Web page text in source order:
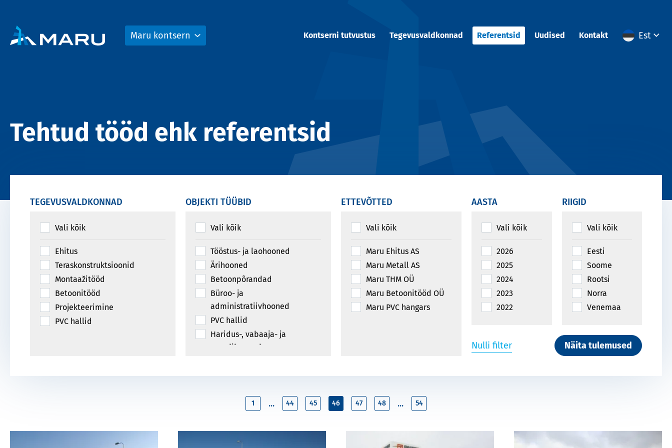
Maru kontsern Kontserni tutvustus Tegevusvaldkonnad Referentsid Uudised Kontakt Est
Tehtud tööd ehk referentsid
TEGEVUSVALDKONNAD
Vali kõik
Ehitus
Teraskonstruktsioonid
Montaažitööd
Betoonitööd
Projekteerimine
PVC hallid
OBJEKTI TÜÜBID
Vali kõik
Tööstus- ja laohooned
Ärihooned
Betoonpõrandad
Büroo- ja
administratiivhooned
PVC hallid
Haridus-, vabaaja- ja
spordihooned
Elamud
Masinaehituslikud
Sadamahooned ja -rajatised
Konveiersillad ja -galeriid
ETTEVÕTTED
Vali kõik
Maru Ehitus AS
Maru Metall AS
Maru THM OÜ
Maru Betoonitööd OÜ
Maru PVC hangars
AASTA
Vali kõik
2026
2025
2024
2023
2022
2019
2017
RIIGID
Vali kõik
Eesti
Soome
Rootsi
Norra
Venemaa
Mehhiko
Island
Botswana
Vabariik
Nulli filter Näita tulemused
1 ... 44 45 46 47 48 ... 54